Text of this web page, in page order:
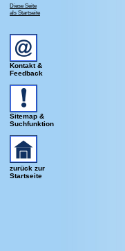
Diese Seite
als Startseite
Kontakt &
Feedback
Sitemap &
Suchfunktion
zurück zur
Startseite